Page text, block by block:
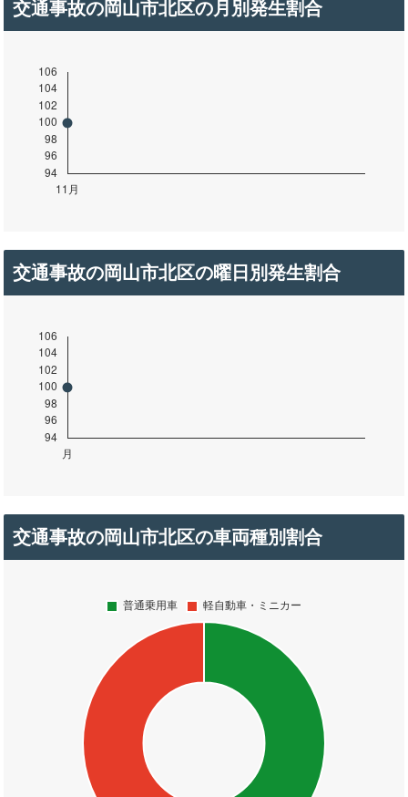
交通事故の岡山市北区の月別発生割合
交通事故の岡山市北区の曜日別発生割合
交通事故の岡山市北区の車両種別割合